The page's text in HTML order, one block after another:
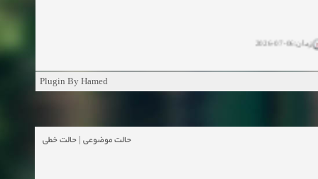
04-2025
Plugin By Hamed
حالت موضوعی حالت خطی